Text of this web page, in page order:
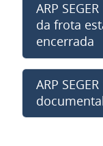
ARP
da frota
encerrada
ARP